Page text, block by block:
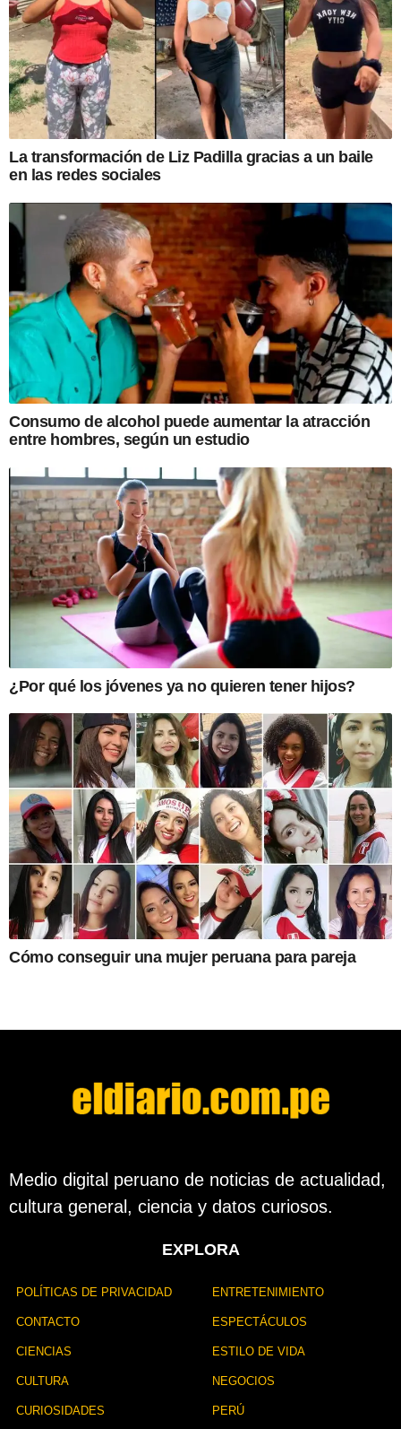
La transformación de Liz Padilla gracias a un baile
en las redes sociales
Consumo de alcohol puede aumentar la atracción
entre hombres, según un estudio
¿Por qué los jóvenes ya no quieren tener hijos?
Cómo conseguir una mujer peruana para pareja
Medio digital peruano de noticias de actualidad,
cultura general, ciencia y datos curiosos.
EXPLORA
POLÍTICAS DE PRIVACIDAD
CONTACTO
CIENCIAS
CULTURA
CURIOSIDADES
ENTRETENIMIENTO
ESPECTÁCULOS
ESTILO DE VIDA
NEGOCIOS
PERÚ